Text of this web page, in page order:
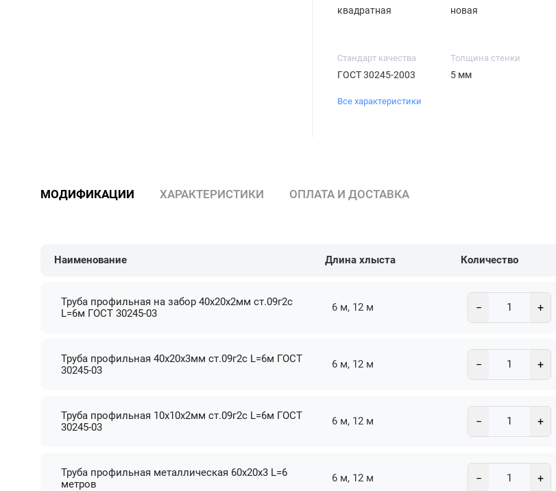
квадратная новая
Стандарт качества
ГОСТ 30245-2003
Толщина стенки
5 мм
Все характеристики
МОДИФИКАЦИИ ХАРАКТЕРИСТИКИ ОПЛАТА И ДОСТАВКА
Наименование Длина хлыста Количество
Труба профильная на забор 40х20х2мм ст.09г2с
L=6м ГОСТ 30245-03
6 м, 12 м − +
Труба профильная 40х20х3мм ст.09г2с L=6м ГОСТ
30245-03
6 м, 12 м − +
Труба профильная 10х10х2мм ст.09г2с L=6м ГОСТ
30245-03
6 м, 12 м − +
Труба профильная металлическая 60х20х3 L=6
метров
6 м, 12 м − +